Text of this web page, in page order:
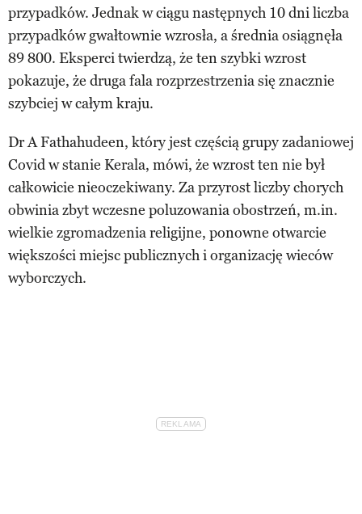
przypadków. Jednak w ciągu następnych 10 dni liczba
przypadków gwałtownie wzrosła, a średnia osiągnęła
89 800. Eksperci twierdzą, że ten szybki wzrost
pokazuje, że druga fala rozprzestrzenia się znacznie
szybciej w całym kraju.
Dr A Fathahudeen, który jest częścią grupy zadaniowej
Covid w stanie Kerala, mówi, że wzrost ten nie był
całkowicie nieoczekiwany. Za przyrost liczby chorych
obwinia zbyt wczesne poluzowania obostrzeń, m.in.
wielkie zgromadzenia religijne, ponowne otwarcie
większości miejsc publicznych i organizację wieców
wyborczych.